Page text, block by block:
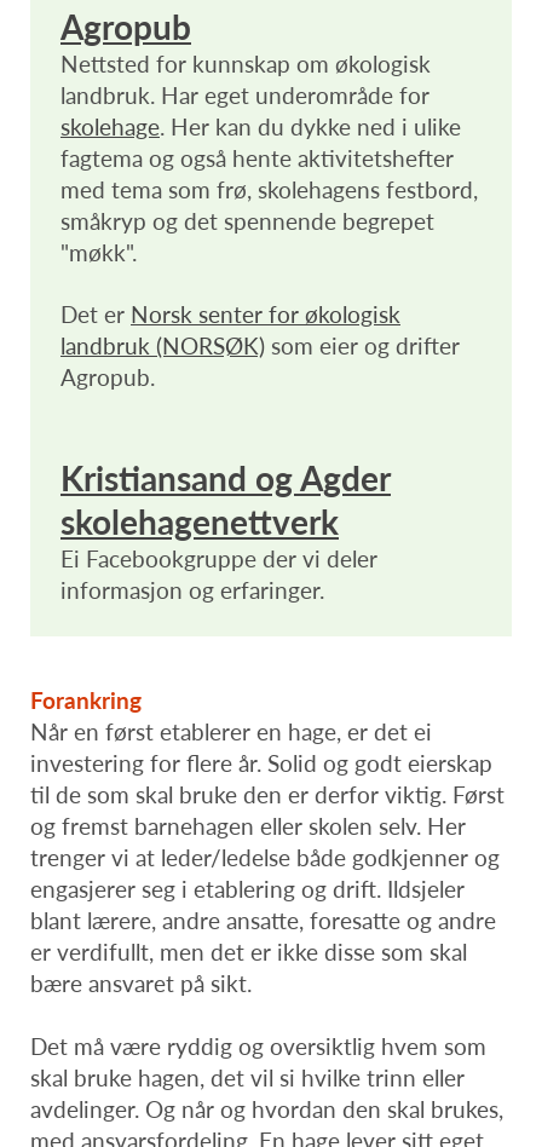
Agropub
Nettsted for kunnskap om økologisk
landbruk. Har eget underområde for
skolehage. Her kan du dykke ned i ulike
fagtema og også hente aktivitetshefter
med tema som frø, skolehagens festbord,
småkryp og det spennende begrepet
"møkk".
Det er Norsk senter for økologisk
landbruk (NORSØK) som eier og drifter
Agropub.
Kristiansand og Agder
skolehagenettverk
Ei Facebookgruppe der vi deler
informasjon og erfaringer.
Forankring
Når en først etablerer en hage, er det ei
investering for flere år. Solid og godt eierskap
til de som skal bruke den er derfor viktig. Først
og fremst barnehagen eller skolen selv. Her
trenger vi at leder/ledelse både godkjenner og
engasjerer seg i etablering og drift. Ildsjeler
blant lærere, andre ansatte, foresatte og andre
er verdifullt, men det er ikke disse som skal
bære ansvaret på sikt.
Det må være ryddig og oversiktlig hvem som
skal bruke hagen, det vil si hvilke trinn eller
avdelinger. Og når og hvordan den skal brukes,
med ansvarsfordeling. En hage lever sitt eget